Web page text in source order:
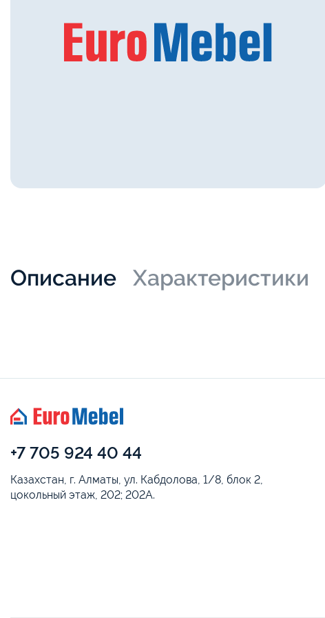
Описание Характеристики
+7 705 924 40 44
Казахстан, г. Алматы, ул. Кабдолова, 1/8, блок 2,
цокольный этаж, 202; 202А.